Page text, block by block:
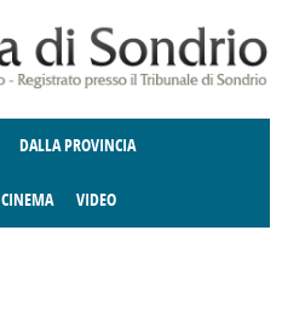
DALLA PROVINCIA
CINEMA VIDEO